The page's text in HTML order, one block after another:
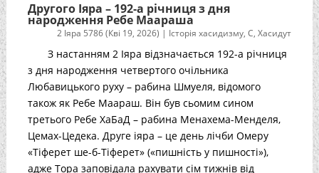
Другого Іяра – 192-а річниця з дня
народження Ребе Маараша
2 Іяра 5786 (Кві 19, 2026) | Історія хасидизму,С,Хасидут
З настанням 2 Іяра відзначається 192-а річниця
з дня народження четвертого очільника
Любавицького руху – рабина Шмуеля, відомого
також як Ребе Маараш. Він був сьомим сином
третього Ребе ХаБаД – рабина Менахема-Менделя,
Цемах-Цедека. Друге іяра – це день лічби Омеру
«Тіферет ше-б-Тіферет» («пишність у пишності»),
адже Тора заповідала рахувати сім тижнів від